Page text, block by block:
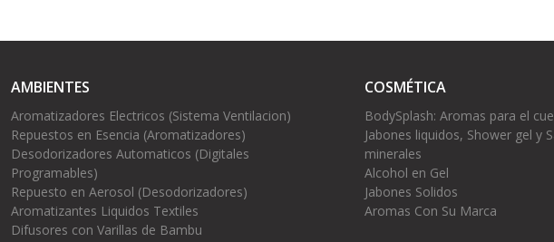
AMBIENTES
Aromatizadores Electricos (Sistema Ventilacion)
Repuestos en Esencia (Aromatizadores)
Desodorizadores Automaticos (Digitales
Programables)
Repuesto en Aerosol (Desodorizadores)
Aromatizantes Liquidos Textiles
Difusores con Varillas de Bambu
COSMÉTICA
BodySplash: Aromas para el
Jabones liquidos, Shower gel y
minerales
Alcohol en Gel
Jabones Solidos
Aromas Con Su Marca